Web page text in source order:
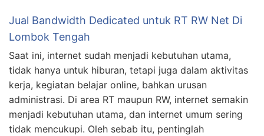
Jual Bandwidth Dedicated untuk RT RW Net Di
Lombok Tengah
Saat ini, internet sudah menjadi kebutuhan utama,
tidak hanya untuk hiburan, tetapi juga dalam aktivitas
kerja, kegiatan belajar online, bahkan urusan
administrasi. Di area RT maupun RW, internet semakin
menjadi kebutuhan utama, dan internet umum sering
tidak mencukupi. Oleh sebab itu, pentinglah